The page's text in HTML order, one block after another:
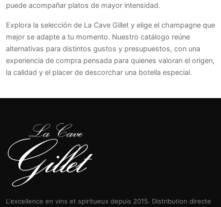
puede acompañar platos de mayor intensidad.
Explora la selección de La Cave Gillet y elige el champagne que
mejor se adapte a tu momento. Nuestro catálogo reúne
alternativas para distintos gustos y presupuestos, con una
experiencia de compra pensada para quienes valoran el origen,
la calidad y el placer de descorchar una botella especial.
L'excellence en vins et spiritueux depuis 2015. Distribution directe